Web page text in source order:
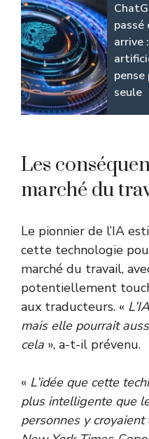
arrive
seule
Les
marché du
Le pionnier de l’IA
cette technologie
marché du travail,
potentiellement
aux traducteurs. «
mais elle pourrait
cela », a-t-il prévenu.
« L’idée que cette
plus intelligente que
personnes y croyaient